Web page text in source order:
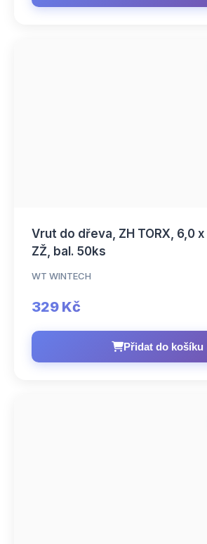
Vrut do dřeva, ZH TORX, 6,0
ZŽ, bal. 50ks
WT WINTECH
329 Kč
Přidat do košíku